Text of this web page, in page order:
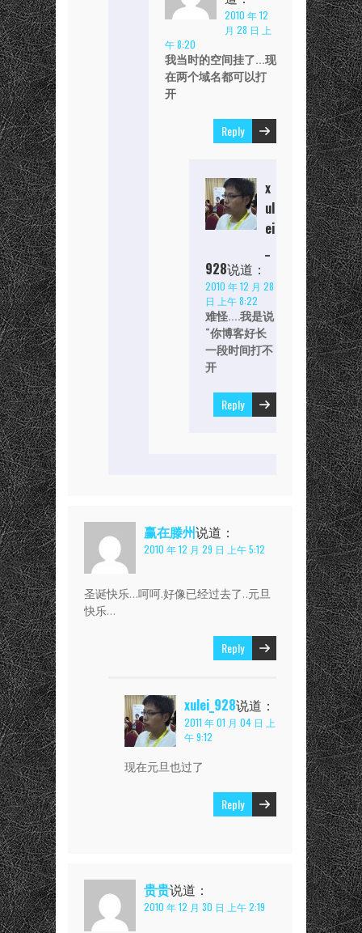
2010 年 12
月 28 日 上
午 8:20
我当时的空间挂了…现
在两个域名都可以打
开
Reply
x
ul
ei
928说道：
2010 年 12 月 28
日 上午 8:22
难怪….我是说
“你博客好长
一段时间打不
开
Reply
赢在滕州说道：
2010 年 12 月 29 日 上午 5:12
圣诞快乐…呵呵.好像已经过去了..元旦
快乐…
Reply
xulei_928说道：
2011 年 01 月 04 日 上
午 9:12
现在元旦也过了
Reply
贵贵说道：
2010 年 12 月 30 日 上午 2:19